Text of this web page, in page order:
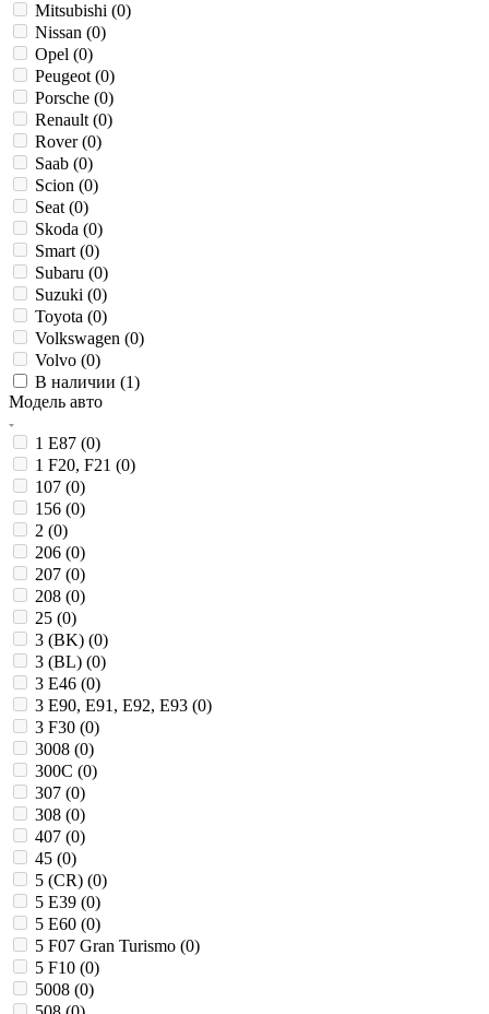
Mitsubishi (0)
Nissan (0)
Opel (0)
Peugeot (0)
Porsche (0)
Renault (0)
Rover (0)
Saab (0)
Scion (0)
Seat (0)
Skoda (0)
Smart (0)
Subaru (0)
Suzuki (0)
Toyota (0)
Volkswagen (0)
Volvo (0)
В наличии (1)
Модель авто
1 E87 (0)
1 F20, F21 (0)
107 (0)
156 (0)
2 (0)
206 (0)
207 (0)
208 (0)
25 (0)
3 (BK) (0)
3 (BL) (0)
3 E46 (0)
3 E90, E91, E92, E93 (0)
3 F30 (0)
3008 (0)
300C (0)
307 (0)
308 (0)
407 (0)
45 (0)
5 (CR) (0)
5 E39 (0)
5 E60 (0)
5 F07 Gran Turismo (0)
5 F10 (0)
5008 (0)